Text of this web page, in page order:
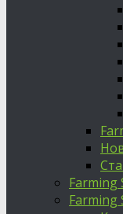
Farming
Farming